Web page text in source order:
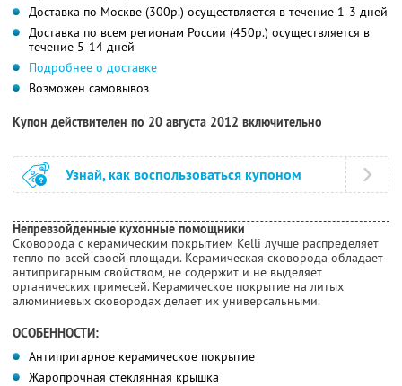
Доставка по Москве (300р.) осуществляется в течение 1-3 дней
Доставка по всем регионам России (450р.) осуществляется в
течение 5-14 дней
Подробнее о доставке
Возможен самовывоз
Купон действителен по 20 августа 2012 включительно
Узнай, как воспользоваться купоном
Непревзойденные кухонные помощники
Сковорода с керамическим покрытием Kelli лучше распределяет
тепло по всей своей площади. Керамическая сковорода обладает
антипригарным свойством, не содержит и не выделяет
органических примесей. Керамическое покрытие на литых
алюминиевых сковородах делает их универсальными.
ОСОБЕННОСТИ:
Антипригарное керамическое покрытие
Жаропрочная стеклянная крышка